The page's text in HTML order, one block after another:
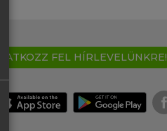
IRATKOZZ FEL HÍRLEVELÜNKRE!